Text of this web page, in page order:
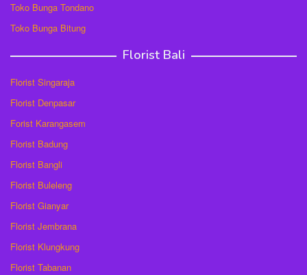
Toko Bunga Tondano
Toko Bunga Bitung
Florist Bali
Florist Singaraja
Florist Denpasar
Forist Karangasem
Florist Badung
Florist Bangli
Florist Buleleng
Florist Gianyar
Florist Jembrana
Florist Klungkung
Florist Tabanan